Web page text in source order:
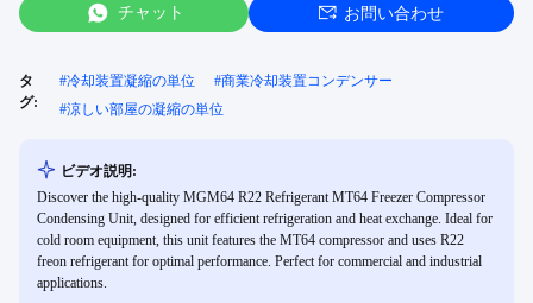
チャット お問い合わせ
タ
グ:
#冷却装置凝縮の単位 #商業冷却装置コンデンサー
#涼しい部屋の凝縮の単位
ビデオ説明:
Discover the high-quality MGM64 R22 Refrigerant MT64 Freezer Compressor
Condensing Unit, designed for efficient refrigeration and heat exchange. Ideal for
cold room equipment, this unit features the MT64 compressor and uses R22
freon refrigerant for optimal performance. Perfect for commercial and industrial
applications.